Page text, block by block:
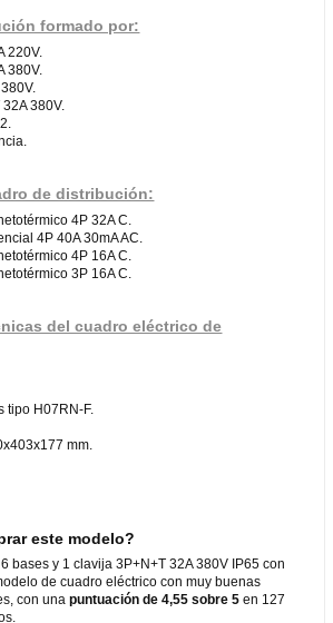
formado por:
220V.
380V.
380V.
de distribución:
4P 32A C.
4P 40A 30mA AC.
4P 16A C.
3P 16A C.
del cuadro eléctrico de
tipo H07RN-F.
mm.
este modelo?
bases y 1 clavija 3P+N+T 32A 380V IP65 con
de cuadro eléctrico con muy buenas
con unapuntuación de 4,55 sobre 5 en 127